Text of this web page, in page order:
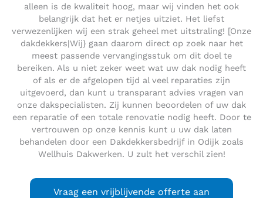
alleen is de kwaliteit hoog, maar wij vinden het ook
belangrijk dat het er netjes uitziet. Het liefst
verwezenlijken wij een strak geheel met uitstraling! [Onze
dakdekkers|Wij} gaan daarom direct op zoek naar het
meest passende vervangingsstuk om dit doel te
bereiken. Als u niet zeker weet wat uw dak nodig heeft
of als er de afgelopen tijd al veel reparaties zijn
uitgevoerd, dan kunt u transparant advies vragen van
onze dakspecialisten. Zij kunnen beoordelen of uw dak
een reparatie of een totale renovatie nodig heeft. Door te
vertrouwen op onze kennis kunt u uw dak laten
behandelen door een Dakdekkersbedrijf in Odijk zoals
Wellhuis Dakwerken. U zult het verschil zien!
Vraag een vrijblijvende offerte aan